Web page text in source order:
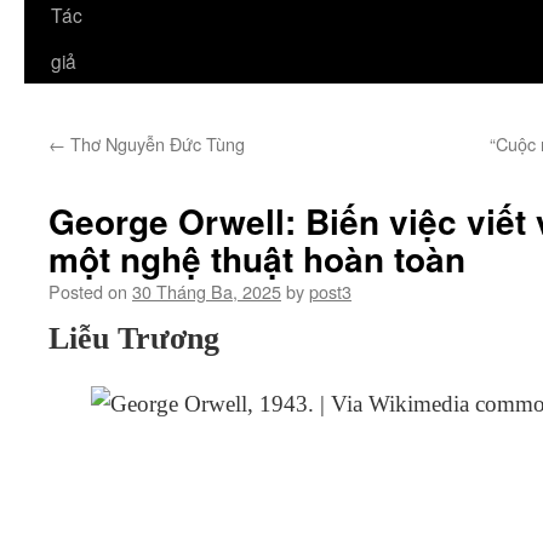
Tác
giả
← Thơ Nguyễn Đức Tùng “Cuộc
George Orwell: Biến việc
một nghệ thuật hoàn toàn
Posted on 30 Tháng Ba, 2025bypost3
Liễu Trương